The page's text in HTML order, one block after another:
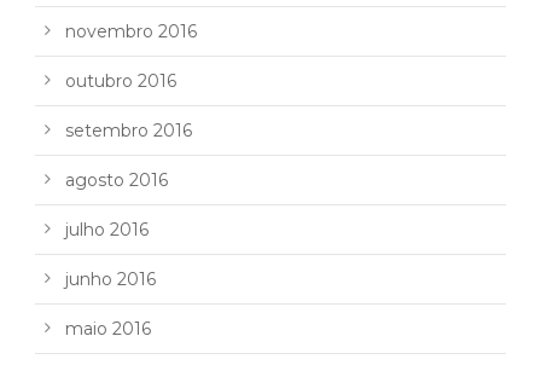
novembro 2016
outubro 2016
setembro 2016
agosto 2016
julho 2016
junho 2016
maio 2016